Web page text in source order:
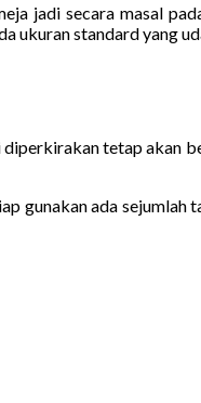
jadi secara masal
ukuran standard yang
tetap akan
gunakan ada sejumlah